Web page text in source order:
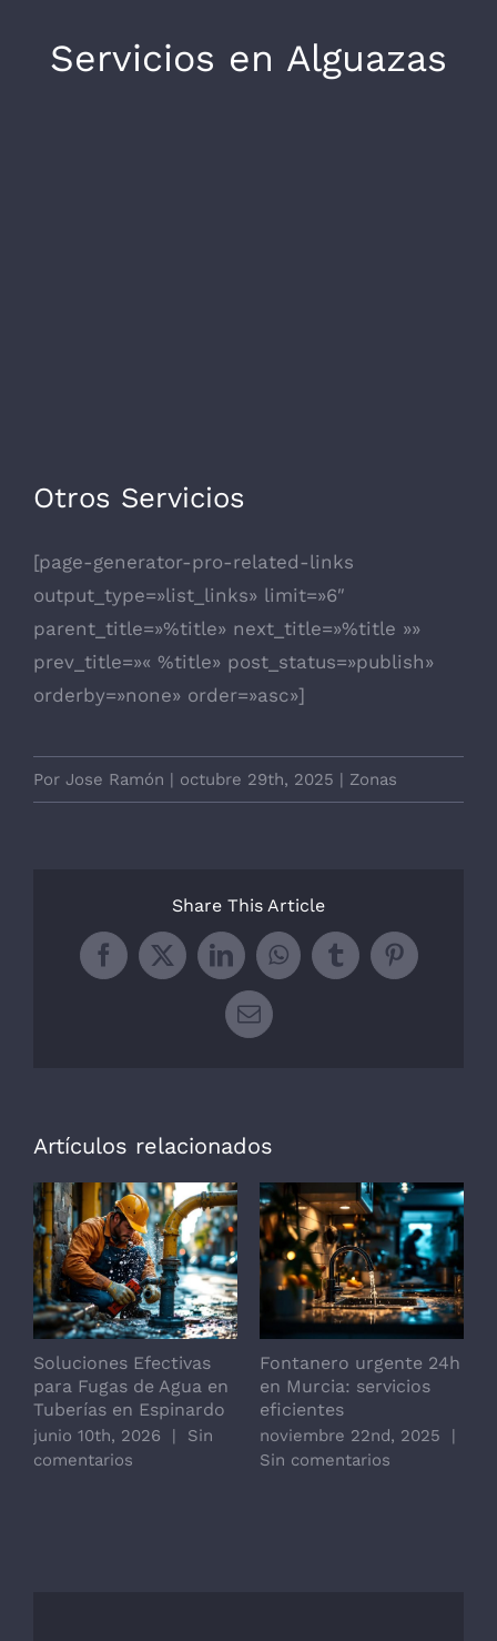
Servicios en Alguazas
Otros Servicios
[page-generator-pro-related-links
output_type=»list_links» limit=»6″
parent_title=»%title» next_title=»%title »»
prev_title=»« %title» post_status=»publish»
orderby=»none» order=»asc»]
Por Jose Ramón | octubre 29th, 2025 | Zonas
Share This Article
Facebook
X LinkedInWhatsApp
TumblrPinterest
Correo
Artículos relacionados
Soluciones Efectivas
para Fugas de Agua en
Tuberías en Espinardo
junio 10th, 2026 |
Sin
comentarios
Fontanero urgente 24h
en Murcia: servicios
eficientes
noviembre 22nd, 2025
|
Sin comentarios